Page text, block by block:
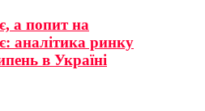
а попит на
аналітика ринку
в Україні